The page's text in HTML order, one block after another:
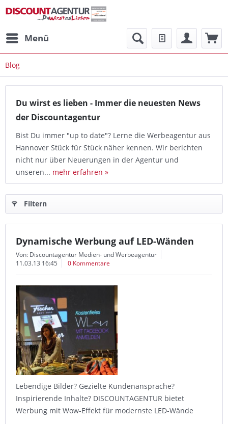
Menü
Blog
Du wirst es lieben - Immer die neuesten News
der Discountagentur
Bist Du immer "up to date"? Lerne die Werbeagentur aus
Hannover Stück für Stück näher kennen. Wir berichten
nicht nur über Neuerungen in der Agentur und
unseren... mehr erfahren »
Filtern
Dynamische Werbung auf LED-Wänden
Von: Discountagentur Medien- und Werbeagentur
11.03.13 16:45
0 Kommentare
Lebendige Bilder? Gezielte Kundenansprache?
Inspirierende Inhalte? DISCOUNTAGENTUR bietet
Werbung mit Wow-Effekt für modernste LED-Wände